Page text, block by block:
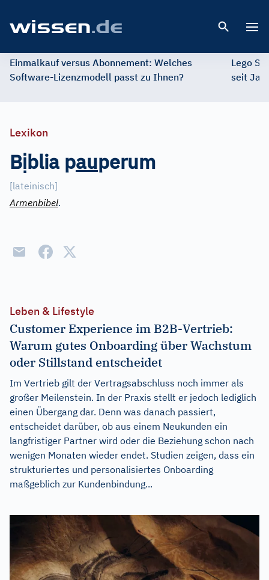
Einmalkauf versus Abonnement: Welches
Software-Lizenzmodell passt zu Ihnen?
Lego
seit
Lexikon
Bịblia pauperum
[lateinisch]
Armenbibel.
Leben & Lifestyle
Customer Experience im B2B-Vertrieb:
Warum gutes Onboarding über Wachstum
oder Stillstand entscheidet
Im Vertrieb gilt der Vertragsabschluss noch immer als
großer Meilenstein. In der Praxis stellt er jedoch lediglich
einen Übergang dar. Denn was danach passiert,
entscheidet darüber, ob aus einem Neukunden ein
langfristiger Partner wird oder die Beziehung schon nach
wenigen Monaten wieder endet. Studien zeigen, dass ein
strukturiertes und personalisiertes Onboarding
maßgeblich zur Kundenbindung...